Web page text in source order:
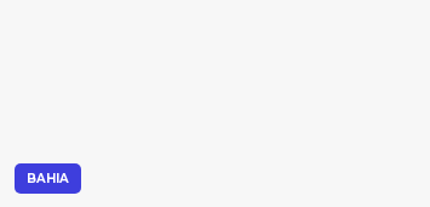
BAHIA